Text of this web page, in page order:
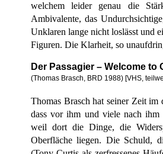
welchem leider genau die
Ambivalente, das
Unklaren lange nicht loslässt und
Figuren. Die Klarheit, so
Der Passagier – Welcome to
(Thomas Brasch, BRD 1988) [VHS,
Thomas Brasch hat seiner Zeit im
dass vor ihm und viele nach ihm
weil dort die Dinge, die
Oberfläche liegen. Die Schuld,